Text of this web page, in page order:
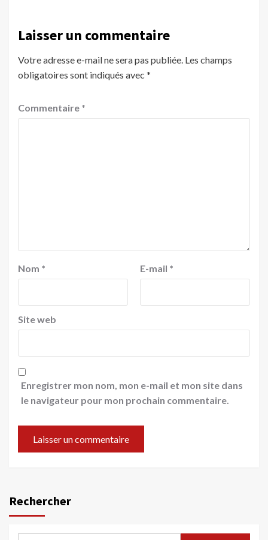
Laisser un commentaire
Votre adresse e-mail ne sera pas publiée. Les champs
obligatoires sont indiqués avec *
Commentaire *
Nom * E-mail *
Site web
Enregistrer mon nom, mon e-mail et mon site dans
le navigateur pour mon prochain commentaire.
Rechercher